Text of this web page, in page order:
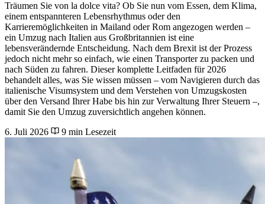
Träumen Sie von la dolce vita? Ob Sie nun vom Essen, dem Klima,
einem entspannteren Lebensrhythmus oder den
Karrieremöglichkeiten in Mailand oder Rom angezogen werden –
ein Umzug nach Italien aus Großbritannien ist eine
lebensverändernde Entscheidung. Nach dem Brexit ist der Prozess
jedoch nicht mehr so einfach, wie einen Transporter zu packen und
nach Süden zu fahren. Dieser komplette Leitfaden für 2026
behandelt alles, was Sie wissen müssen – vom Navigieren durch das
italienische Visumsystem und dem Verstehen von Umzugskosten
über den Versand Ihrer Habe bis hin zur Verwaltung Ihrer Steuern –,
damit Sie den Umzug zuversichtlich angehen können.
6. Juli 2026
9 min Lesezeit